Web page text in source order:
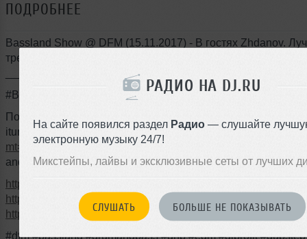
РАДИО НА DJ.RU
На сайте появился раздел Радио — слушайте
электронную музыку 24/7!
Микстейпы, лайвы и эксклюзивные сеты от лучших
СЛУШАТЬ БОЛЬШЕ НЕ ПОКАЗЫВАТЬ
ПОДРОБНЕЕ
Bassland Show @ DFM (15.11.2017) - В гостях Zhdanov.
треки за 2017 год!
#BasslandShow@djprofit на DFM (Москва) каждую среду с
Подписывайтесь на эфиры:
itunes:https://itunes.apple.com/ru/podcast/bassland-show/
mt=2
android:https://basslandshow.podster.fm
https://vk.com/djprofit
https://www.instagram.com/profit_dj
https://www.facebook.com/profitdj
#dfm #bassland #drumandbass #dnb #edm #djprofit